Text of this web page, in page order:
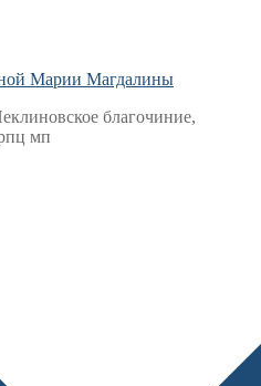
Марии Магдалины
благочиние,
мп